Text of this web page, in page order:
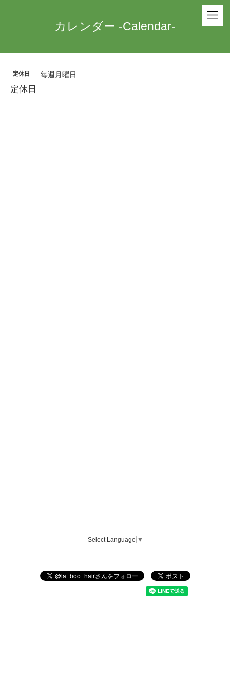
カレンダー -Calendar-
定休日 毎週月曜日
定休日
Select Language ▼